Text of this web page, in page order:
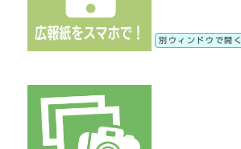
別ウィンドウで開く